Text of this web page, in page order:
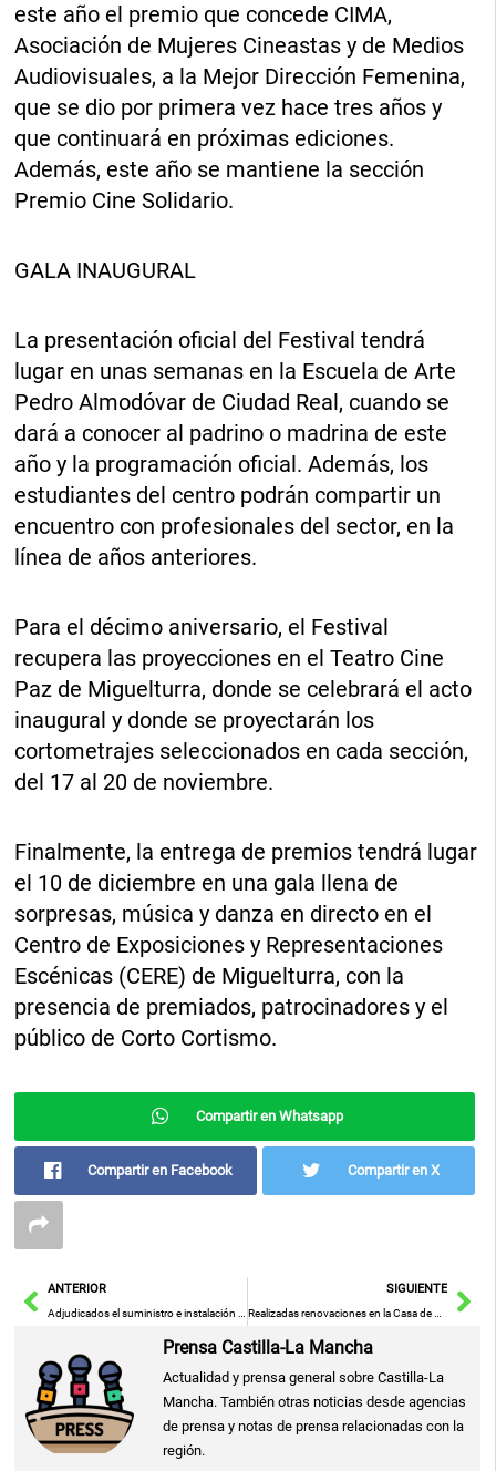
este año el premio que concede CIMA,
Asociación de Mujeres Cineastas y de Medios
Audiovisuales, a la Mejor Dirección Femenina,
que se dio por primera vez hace tres años y
que continuará en próximas ediciones.
Además, este año se mantiene la sección
Premio Cine Solidario.
GALA INAUGURAL
La presentación oficial del Festival tendrá
lugar en unas semanas en la Escuela de Arte
Pedro Almodóvar de Ciudad Real, cuando se
dará a conocer al padrino o madrina de este
año y la programación oficial. Además, los
estudiantes del centro podrán compartir un
encuentro con profesionales del sector, en la
línea de años anteriores.
Para el décimo aniversario, el Festival
recupera las proyecciones en el Teatro Cine
Paz de Miguelturra, donde se celebrará el acto
inaugural y donde se proyectarán los
cortometrajes seleccionados en cada sección,
del 17 al 20 de noviembre.
Finalmente, la entrega de premios tendrá lugar
el 10 de diciembre en una gala llena de
sorpresas, música y danza en directo en el
Centro de Exposiciones y Representaciones
Escénicas (CERE) de Miguelturra, con la
presencia de premiados, patrocinadores y el
público de Corto Cortismo.
Compartir en Whatsapp
Compartir en Facebook Compartir en X
AntANTERIOR
Adjudicados el suministro e instalación de la iluminación extraordinaria de Navidad y Reyes 2022 y 2023 en Puertollano
SIGUIENTE
Realizadas renovaciones en la Casa de Cultura de Manzanares con inversión de más de 100.000 euros de fondos municipales y de la Diputación de Ciudad Real
Prensa Castilla-La Mancha
Actualidad y prensa general sobre Castilla-La
Mancha. También otras noticias desde agencias
de prensa y notas de prensa relacionadas con la
región.